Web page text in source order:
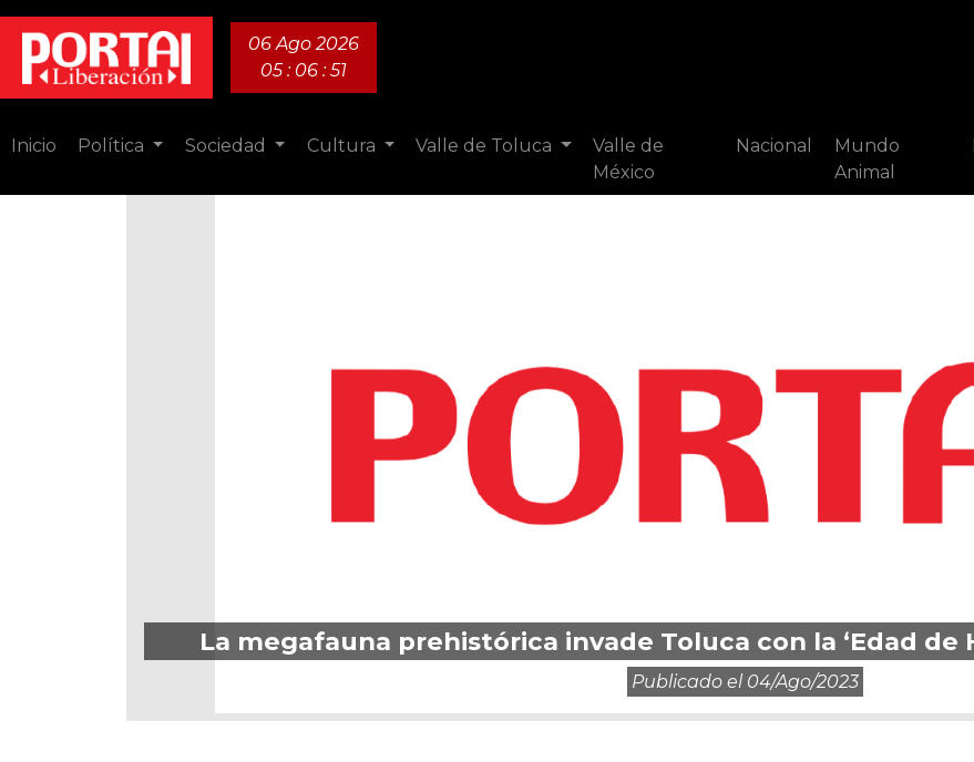
06 Ago 2026
05 : 06 : 53
Inicio Política Sociedad Cultura Valle de Toluca
Valle de
México
Nacional
Mundo
Animal
La megafauna prehistórica invade Toluca con la ‘Edad de
Publicado el 04/ago/2023